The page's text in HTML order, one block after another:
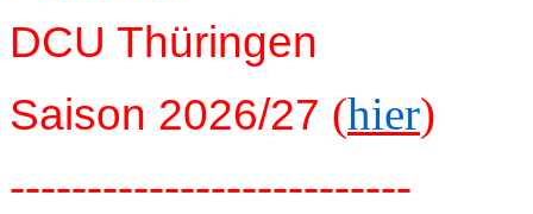
DCU Thüringen
Saison 2026/27 (hier)
--------------------------